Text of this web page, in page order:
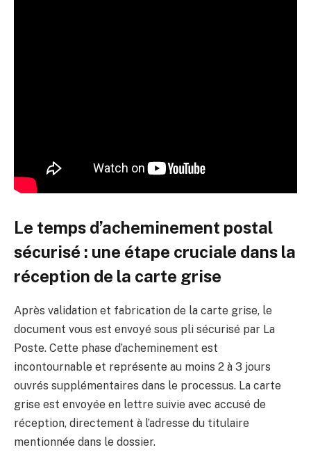
Le temps d’acheminement postal
sécurisé : une étape cruciale dans la
réception de la carte grise
Après validation et fabrication de la carte grise, le
document vous est envoyé sous pli sécurisé par La
Poste. Cette phase d’acheminement est
incontournable et représente au moins 2 à 3 jours
ouvrés supplémentaires dans le processus. La carte
grise est envoyée en lettre suivie avec accusé de
réception, directement à l’adresse du titulaire
mentionnée dans le dossier.